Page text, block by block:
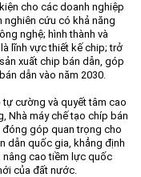
cho các doanh nghiệp
nghiên cứu có khả năng
nghệ; hình thành và
lĩnh vực thiết kế chip; trở
xuất chip bán dẫn, góp
dẫn vào năm 2030.
cường và quyết tâm cao
Nhà máy chế tạo chíp bán
đóng góp quan trọng cho
dẫn quốc gia, khẳng định
cao tiềm lực quốc
của đất nước.